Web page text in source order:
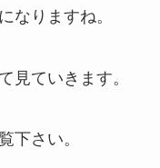
なりますね。
見ていきます。
下さい。